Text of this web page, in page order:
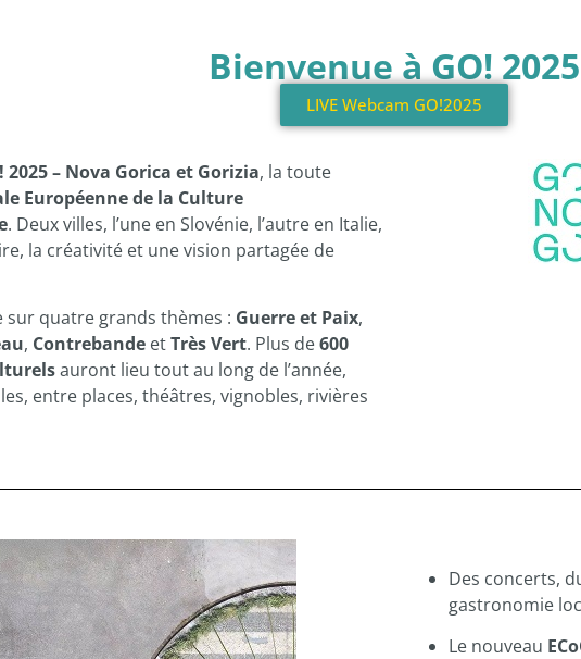
Bienvenue à GO! 2025
LIVE Webcam GO!2025
2025 – Nova Gorica et Gorizia, la toute
Européenne de la Culture
. Deux villes, l’une en Slovénie, l’autre en Italie,
la créativité et une vision partagée de
sur quatre grands thèmes : Guerre et Paix,
, Contrebande etTrès Vert. Plus de600
auront lieu tout au long de l’année,
entre places, théâtres, vignobles, rivières
Des concerts,
gastronomie
Le nouveau